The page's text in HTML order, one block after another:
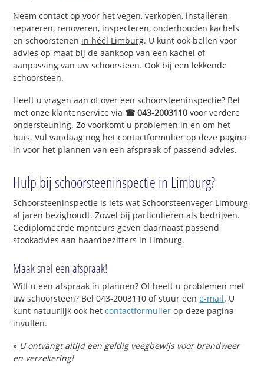
Neem contact op voor het vegen, verkopen, installeren,
repareren, renoveren, inspecteren, onderhouden kachels
en schoorstenen in héél Limburg. U kunt ook bellen voor
advies op maat bij de aankoop van een kachel of
aanpassing van uw schoorsteen. Ook bij een lekkende
schoorsteen.
Heeft u vragen aan of over een schoorsteeninspectie? Bel
met onze klantenservice via ☎ 043-2003110 voor verdere
ondersteuning. Zo voorkomt u problemen in en om het
huis. Vul vandaag nog het contactformulier op deze pagina
in voor het plannen van een afspraak of passend advies.
Hulp bij schoorsteeninspectie in Limburg?
Schoorsteeninspectie is iets wat Schoorsteenveger Limburg
al jaren bezighoudt. Zowel bij particulieren als bedrijven.
Gediplomeerde monteurs geven daarnaast passend
stookadvies aan haardbezitters in Limburg.
Maak snel een afspraak!
Wilt u een afspraak in plannen? Of heeft u problemen met
uw schoorsteen? Bel 043-2003110 of stuur eene-mail. U
kunt natuurlijk ook hetcontactformulier op deze pagina
invullen.
» U ontvangt altijd een geldig veegbewijs voor brandweer
en verzekering!